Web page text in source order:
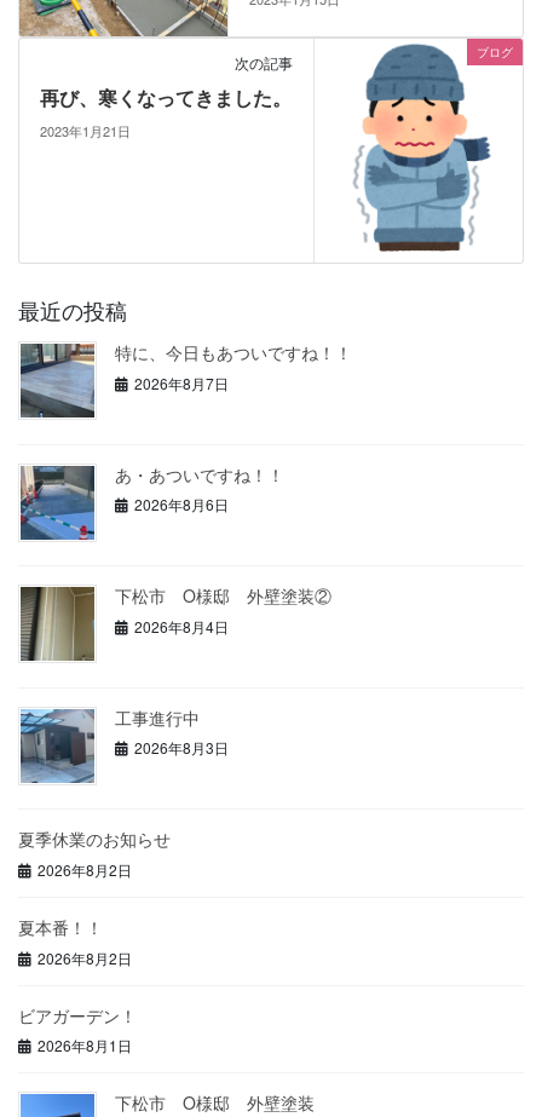
ブログ
次の記事
再び、寒くなってきました。
2023年1月21日
最近の投稿
特に、今日もあついですね！！
2026年8月7日
あ・あついですね！！
2026年8月6日
下松市 O様邸 外壁塗装②
2026年8月4日
工事進行中
2026年8月3日
夏季休業のお知らせ
2026年8月2日
夏本番！！
2026年8月2日
ビアガーデン！
2026年8月1日
下松市 O様邸 外壁塗装